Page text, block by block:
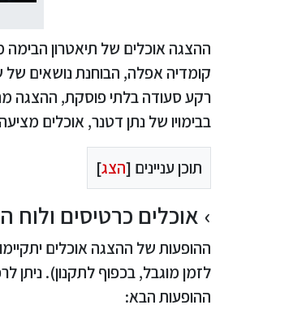
ההצגה אוכלים של תיאטרון
קומדיה אפלה, הבוחנת נושאים של
רקע סעודה בלתי פוסקת, ההצגה
בבימויו של נתן דטנר, אוכלים
תוכן עניינים [הצג]
אוכלים כרטיסים ולוח
לזמן מוגבל, בכפוף לתקנון).
ההופעות הבא: